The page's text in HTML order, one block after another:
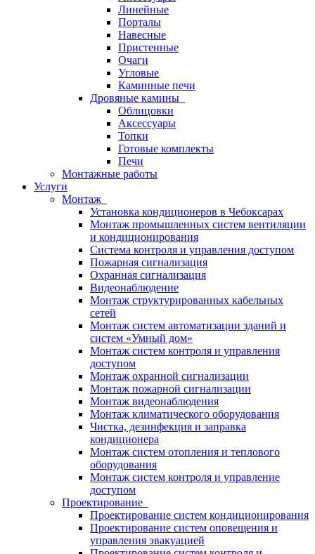
Линейные
Порталы
Навесные
Пристенные
Очаги
Угловые
Каминные печи
Дровяные камины
Облицовки
Аксессуары
Топки
Готовые комплекты
Печи
Монтажные работы
Услуги
Монтаж
Установка кондиционеров в Чебоксарах
Монтаж промышленных систем вентиляции
и кондиционирования
Система контроля и управления доступом
Пожарная сигнализация
Охранная сигнализация
Видеонаблюдение
Монтаж структурированных кабельных
сетей
Монтаж систем автоматизации зданий и
систем «Умный дом»
Монтаж систем контроля и управления
доступом
Монтаж охранной сигнализации
Монтаж пожарной сигнализации
Монтаж видеонаблюдения
Монтаж климатического оборудования
Чистка, дезинфекция и заправка
кондиционера
Монтаж систем отопления и теплового
оборудования
Монтаж систем контроля и управление
доступом
Проектирование
Проектирование систем кондиционирования
Проектирование систем оповещения и
управления эвакуацией